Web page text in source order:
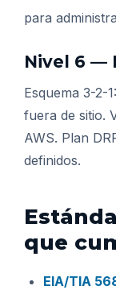
para
Nivel 6 —
Esquema 3-2-
fuera de sitio.
AWS. Plan
definidos.
que
EIA/TIA